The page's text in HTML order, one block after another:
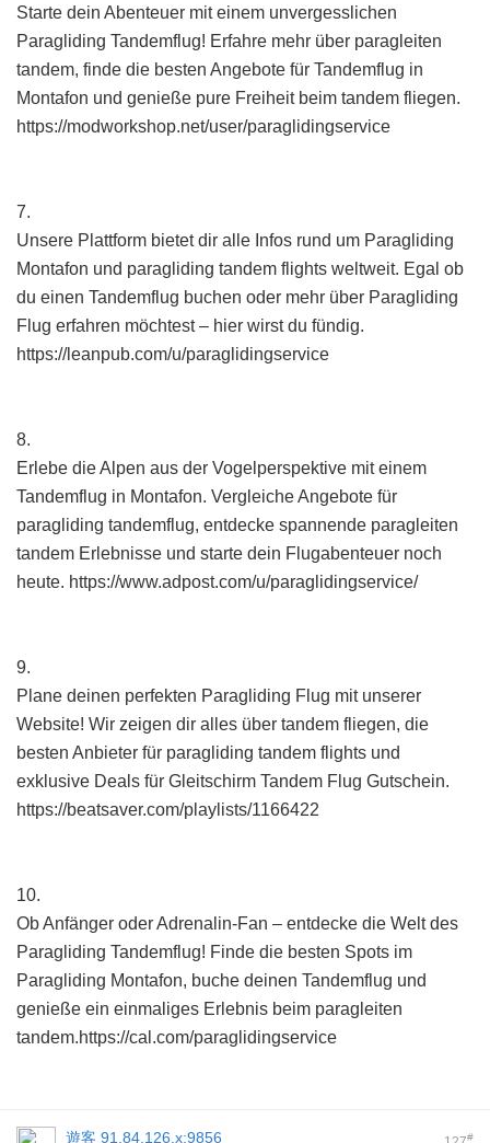
Starte dein Abenteuer mit einem unvergesslichen
Paragliding Tandemflug! Erfahre mehr über paragleiten
tandem, finde die besten Angebote für Tandemflug in
Montafon und genieße pure Freiheit beim tandem fliegen.
https://modworkshop.net/user/paraglidingservice
7.
Unsere Plattform bietet dir alle Infos rund um Paragliding
Montafon und paragliding tandem flights weltweit. Egal ob
du einen Tandemflug buchen oder mehr über Paragliding
Flug erfahren möchtest – hier wirst du fündig.
https://leanpub.com/u/paraglidingservice
8.
Erlebe die Alpen aus der Vogelperspektive mit einem
Tandemflug in Montafon. Vergleiche Angebote für
paragliding tandemflug, entdecke spannende paragleiten
tandem Erlebnisse und starte dein Flugabenteuer noch
heute. https://www.adpost.com/u/paraglidingservice/
9.
Plane deinen perfekten Paragliding Flug mit unserer
Website! Wir zeigen dir alles über tandem fliegen, die
besten Anbieter für paragliding tandem flights und
exklusive Deals für Gleitschirm Tandem Flug Gutschein.
https://beatsaver.com/playlists/1166422
10.
Ob Anfänger oder Adrenalin-Fan – entdecke die Welt des
Paragliding Tandemflug! Finde die besten Spots im
Paragliding Montafon, buche deinen Tandemflug und
genieße ein einmaliges Erlebnis beim paragleiten
tandem.https://cal.com/paraglidingservice
#
遊客 91.84.126.x:9856